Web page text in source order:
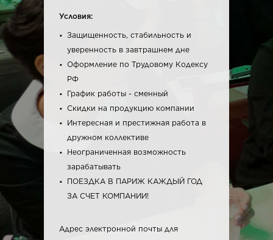
Условия:
Защищенность, стабильность и
уверенность в завтрашнем дне
Оформление по Трудовому Кодексу
РФ
График работы - сменный
Скидки на продукцию компании
Интересная и престижная работа в
дружном коллективе
Неограниченная возможность
зарабатывать
ПОЕЗДКА В ПАРИЖ КАЖДЫЙ ГОД
ЗА СЧЕТ КОМПАНИИ!
Адрес электронной почты для